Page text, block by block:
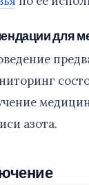
для
азота.